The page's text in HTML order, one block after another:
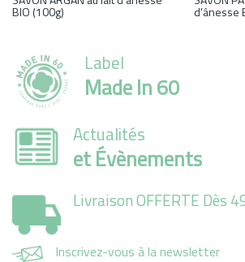
BIO (100g) d’ânesse
Label
Made In 60
Actualités
et Évènements
Livraison OFFERTE Dès
Inscrivez-vous à la newsletter